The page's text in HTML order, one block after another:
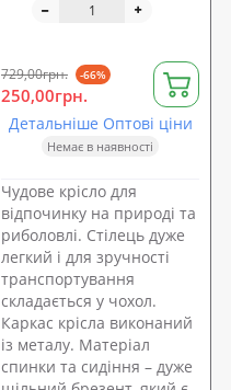
729,00грн. -66%
250,00грн.
Детальніше Оптові ціни
Немає в наявності
Чудове крісло для
відпочинку на природі та
риболовлі. Стілець дуже
легкий і для зручності
транспортування
складається у чохол.
Каркас крісла виконаний
із металу. Матеріал
спинки та сидіння – дуже